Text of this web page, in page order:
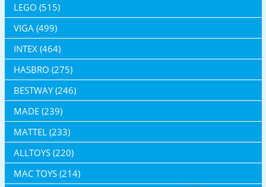
LEGO (515)
VIGA (499)
INTEX (464)
HASBRO (275)
BESTWAY (246)
MADE (239)
MATTEL (233)
ALLTOYS (220)
MAC TOYS (214)